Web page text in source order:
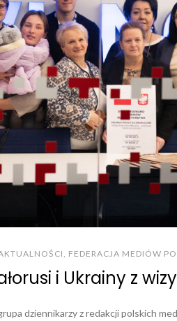
, FEDERACJA MEDIÓW
i Ukrainy z
dziennikarzy z redakcji polskich